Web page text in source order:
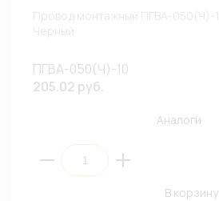
ПГВА-050(Ч)-10
205.02 руб.
Аналоги
В корзину